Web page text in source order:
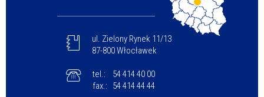
ul. Zielony Rynek 11/13
87-800 Włocławek
tel.:
54 414 40 00
fax.:
54 414 44 44